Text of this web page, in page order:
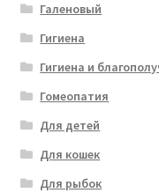
Галеновый
Гигиена
Гигиена и
Гомеопатия
Для детей
Для кошек
Для рыбок